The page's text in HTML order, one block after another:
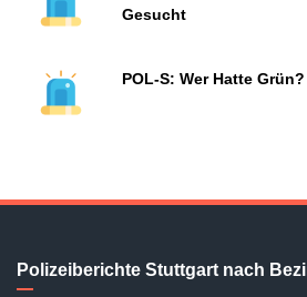
Gesucht
POL-S: Wer Hatte
Polizeiberichte Stuttgart nach